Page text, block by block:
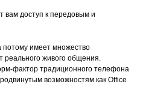
вам доступ к передовым и
потому имеет множество
реального живого общения.
фактор традиционного телефона
возможностям как Office